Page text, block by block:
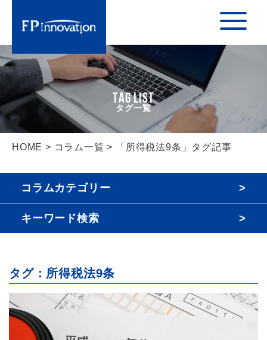
TAG LIST
HOME > コラム一覧 > 「所得税法9条」タグ記事
コラムカテゴリー
キーワード検索
タグ：所得税法9条